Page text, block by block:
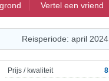
Vertel een vriend
Reisperiode: april 2024
Prijs / kwaliteit
8